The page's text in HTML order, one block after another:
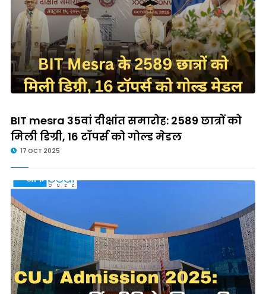
BIT mesra 35वां दीक्षांत समारोह: 2589 छात्रों को
मिली डिग्री, 16 टॉपर्स को गोल्ड मेडल
17 OCT 2025